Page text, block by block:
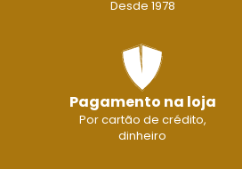
Desde 1978
Pagamento na loja
Por cartão de crédito,
dinheiro